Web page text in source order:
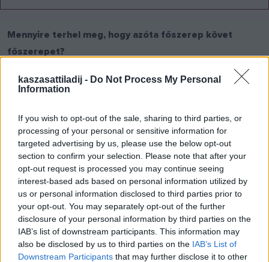
kaszasattiladij - Do Not Process My Personal
Information
If you wish to opt-out of the sale, sharing to third parties, or
processing of your personal or sensitive information for
targeted advertising by us, please use the below opt-out
section to confirm your selection. Please note that after your
opt-out request is processed you may continue seeing
interest-based ads based on personal information utilized by
us or personal information disclosed to third parties prior to
your opt-out. You may separately opt-out of the further
disclosure of your personal information by third parties on the
IAB’s list of downstream participants. This information may
also be disclosed by us to third parties on the IAB’s List of
Downstream Participants that may further disclose it to other
Mennyire terhel meg, hogy azóta főszerep követ
főszerepet?
Nem mondom, hogy szellemileg, lelkileg, fizikailag nem
gondolkodnak bennem, számítanak rám a színházban. Ami
nehézséget jelent, az a színházi üzemből adódik. Gyakran van
olyan, hogy pénteken bemutatunk valamit, kedden pedig már
egy új próbafolyamatot kezdünk, tehát még le sem zárult egy
folyamat, hiszen a friss előadáson még gondolkodsz, azt a
szerepet próbálod egyre inkább a magadévá tenni, mélyíteni,
miközben hirtelen belecsöppensz valami ismeretlenbe, és
abban is bizonyítanod kell. Ilyen esetekben kezdetben
tényleg csak keresgélek. Nagyon szerencsésnek